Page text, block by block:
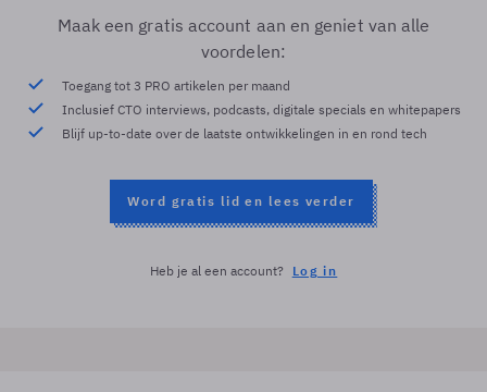
Maak een gratis account aan en geniet van alle
voordelen:
Toegang tot 3 PRO artikelen per maand
Inclusief CTO interviews, podcasts, digitale specials en whitepapers
Blijf up-to-date over de laatste ontwikkelingen in en rond tech
Word gratis lid en lees verder
Heb je al een account? Log in